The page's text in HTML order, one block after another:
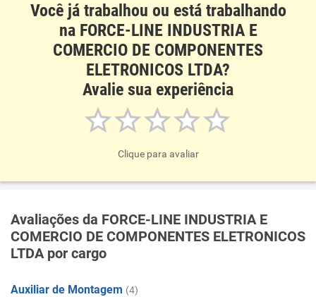
Você já trabalhou ou está trabalhando
na FORCE-LINE INDUSTRIA E
COMERCIO DE COMPONENTES
ELETRONICOS LTDA?
Avalie sua experiência
Clique para avaliar
Avaliações da FORCE-LINE INDUSTRIA E
COMERCIO DE COMPONENTES ELETRONICOS
LTDA por cargo
Auxiliar de Montagem (4)